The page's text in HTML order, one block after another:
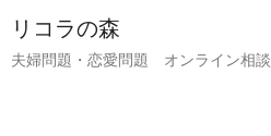
リコラの森
夫婦問題・恋愛問題 オンライン相談